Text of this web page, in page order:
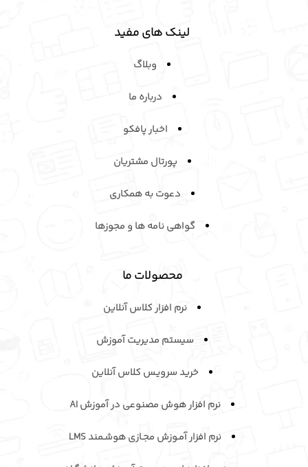
لینک های مفید
وبلاگ
درباره ما
اخبار پافکو
پورتال مشتریان
دعوت به همکاری
گواهی نامه ها و مجوزها
محصولات ما
نرم افزار کلاس آنلاین
سیستم مدیریت آموزش
خرید سرویـس کلاس آنلاین
نرم افزار هوش مصنوعی در آموزش AI
نرم افزار آمـوزش مجـازی هوشـمند LMS